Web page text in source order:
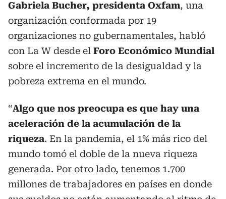
Gabriela Bucher, presidenta Oxfam, una
organización conformada por 19
organizaciones no gubernamentales, habló
con La W desde el Foro Económico Mundial
sobre el incremento de la desigualdad y la
pobreza extrema en el mundo.
“Algo que nos preocupa es que hay una
aceleración de la acumulación de la
riqueza. En la pandemia, el 1% más rico del
mundo tomó el doble de la nueva riqueza
generada. Por otro lado, tenemos 1.700
millones de trabajadores en países en donde